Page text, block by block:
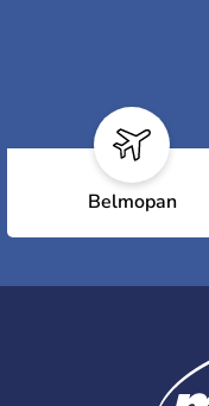
Belmopan